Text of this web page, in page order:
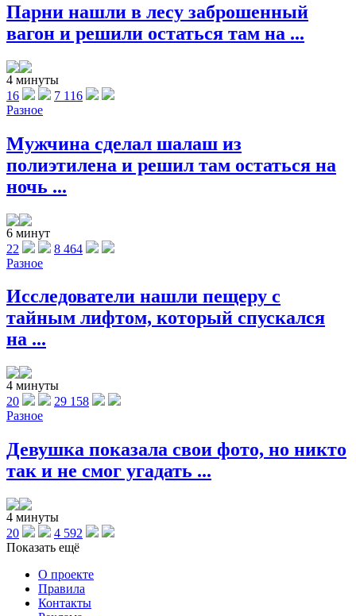
Парни нашли в лесу заброшенный
вагон и решили остаться там на ...
4 минуты
16
7 116
Разное
Мужчина сделал шалаш из
полиэтилена и решил там остаться на
ночь ...
6 минут
22
8 464
Разное
Исследователи нашли пещеру с
тайным лифтом, который спускался
на ...
4 минуты
20
29 158
Разное
Девушка показала свои фото, но никто
так и не смог угадать ...
4 минуты
20
4 592
Показать ещё
О проекте
Правила
Контакты